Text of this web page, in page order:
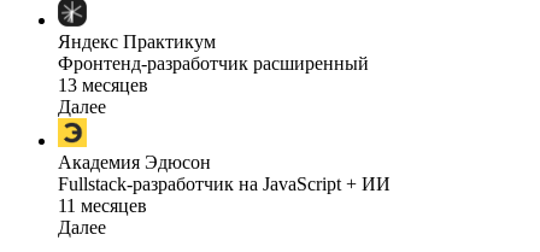
Яндекс Практикум
Фронтенд-разработчик расширенный
13 месяцев
Далее
Академия Эдюсон
Fullstack-разработчик на JavaScript + ИИ
11 месяцев
Далее